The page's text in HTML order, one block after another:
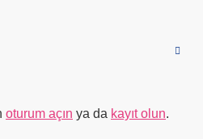
oturum açın ya da kayıt olun.